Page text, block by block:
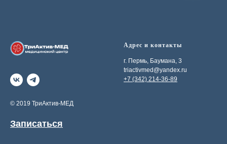
© 2019 ТриАктив-MEД
Записаться
Адрес и контакты
г. Пермь, Баумана, 3
triactivmed@yandex.ru
+7 (342) 214-36-89